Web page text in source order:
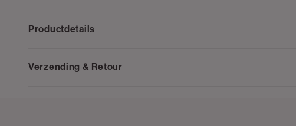
Productdetails
Verzending & Retour